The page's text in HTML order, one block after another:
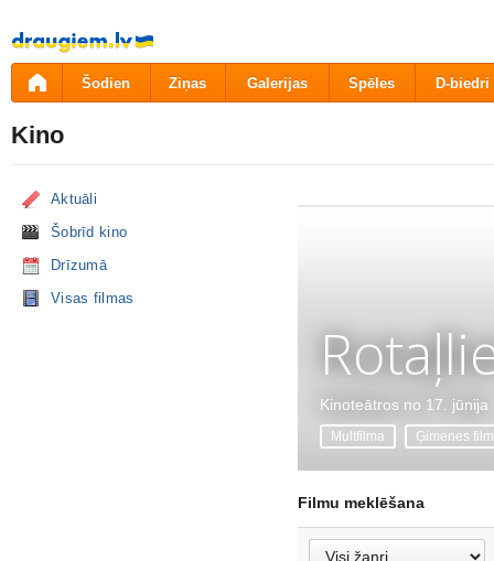
Pāriet
uz
saturu
Šodien Ziņas Galerijas Spēles D-biedri
Kino
Aktuāli
Šobrīd kino
Drīzumā
Visas filmas
Kinoteātros no 17. jūnija
Multfilma Ģimenes
Filmu meklēšana